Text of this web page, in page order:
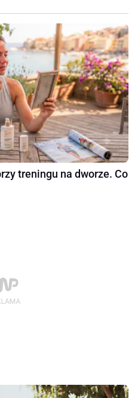
treningu na dworze. Co